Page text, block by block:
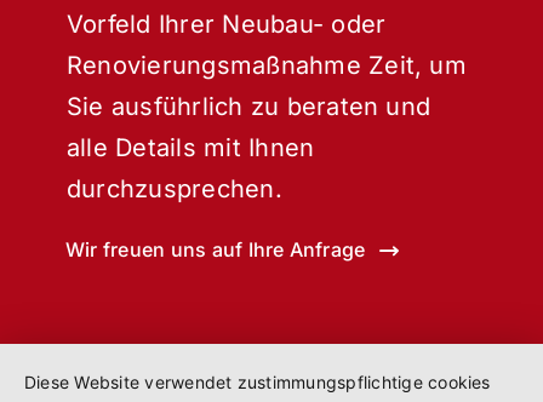
Vorfeld Ihrer Neubau- oder
Renovierungsmaßnahme Zeit, um
Sie ausführlich zu beraten und
alle Details mit Ihnen
durchzusprechen.
Wir freuen uns auf Ihre Anfrage
Diese Website verwendet zustimmungspflichtige cookies